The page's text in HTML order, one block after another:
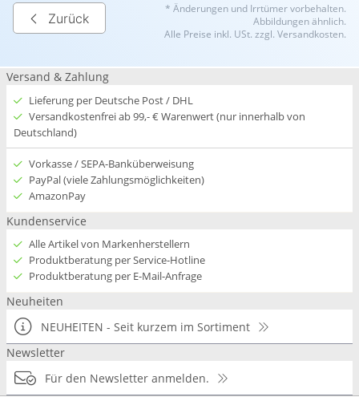
Zurück
* Änderungen und Irrtümer vorbehalten.
Abbildungen ähnlich.
Alle Preise inkl. USt. zzgl. Versandkosten.
Versand & Zahlung
Lieferung per Deutsche Post / DHL
Versandkostenfrei ab 99,- € Warenwert (nur innerhalb von
Deutschland)
Vorkasse / SEPA-Banküberweisung
PayPal (viele Zahlungsmöglichkeiten)
AmazonPay
Kundenservice
Alle Artikel von Markenherstellern
Produktberatung per Service-Hotline
Produktberatung per E-Mail-Anfrage
Neuheiten
NEUHEITEN - Seit kurzem im Sortiment
Newsletter
Für den Newsletter anmelden.